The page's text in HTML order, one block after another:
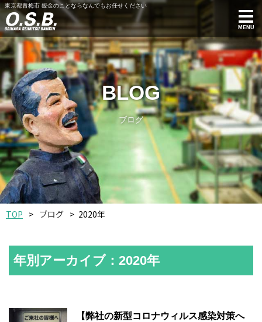
東京都青梅市 鈑金のことならなんでもお任せください
MENU
BLOG
ブログ
TOP ブログ 2020年
年別アーカイブ：2020年
【弊社の新型コロナウィルス感染対策へ